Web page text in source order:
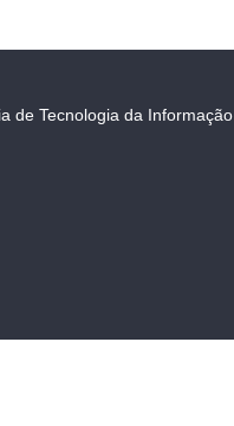
de Tecnologia da Informação